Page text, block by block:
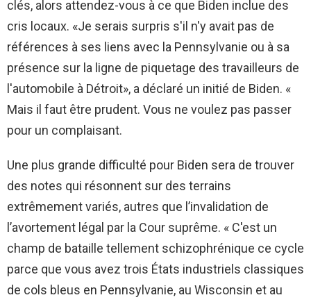
clés, alors attendez-vous à ce que Biden inclue des
cris locaux. «Je serais surpris s'il n'y avait pas de
références à ses liens avec la Pennsylvanie ou à sa
présence sur la ligne de piquetage des travailleurs de
l'automobile à Détroit», a déclaré un initié de Biden. «
Mais il faut être prudent. Vous ne voulez pas passer
pour un complaisant.
Une plus grande difficulté pour Biden sera de trouver
des notes qui résonnent sur des terrains
extrêmement variés, autres que l’invalidation de
l’avortement légal par la Cour suprême. « C'est un
champ de bataille tellement schizophrénique ce cycle
parce que vous avez trois États industriels classiques
de cols bleus en Pennsylvanie, au Wisconsin et au